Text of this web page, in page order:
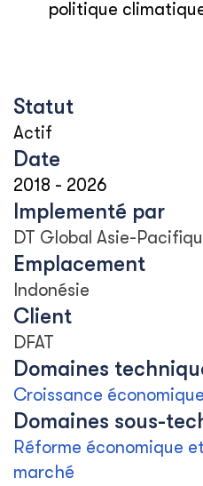
politique
Statut
Actif
Date
2018 - 2026
Implementé par
DT Global Asie-
Emplacement
Indonésie
Client
DFAT
Domaines
Croissance
Domaines sous-
Réforme économique
marché